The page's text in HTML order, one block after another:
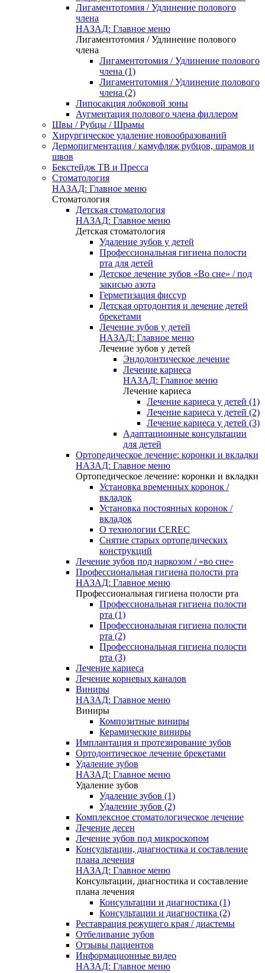
Лигаментотомия / Удлинение полового
члена
НАЗАД: Главное меню
Лигаментотомия / Удлинение полового
члена
Лигаментотомия / Удлинение полового
члена (1)
Лигаментотомия / Удлинение полового
члена (2)
Липосакция лобковой зоны
Аугментация полового члена филлером
Швы / Рубцы / Шрамы
Хирургическое удаление новообразований
Дермопигментация / камуфляж рубцов, шрамов и
швов
Бекстейдж ТВ и Пресса
Стоматология
НАЗАД: Главное меню
Стоматология
Детская стоматология
НАЗАД: Главное меню
Детская стоматология
Удаление зубов у детей
Профессиональная гигиена полости
рта для детей
Детское лечение зубов «Во сне» / под
закисью азота
Герметизация фиссур
Детская ортодонтия и лечение детей
брекетами
Лечение зубов у детей
НАЗАД: Главное меню
Лечение зубов у детей
Эндодонтическое лечение
Лечение кариеса
НАЗАД: Главное меню
Лечение кариеса
Лечение кариеса у детей (1)
Лечение кариеса у детей (2)
Лечение кариеса у детей (3)
Адаптационные консультации
для детей
Ортопедическое лечение: коронки и вкладки
НАЗАД: Главное меню
Ортопедическое лечение: коронки и вкладки
Установка временных коронок /
вкладок
Установка постоянных коронок /
вкладок
О технологии CEREC
Снятие старых ортопедических
конструкций
Лечение зубов под наркозом / «во сне»
Профессиональная гигиена полости рта
НАЗАД: Главное меню
Профессиональная гигиена полости рта
Профессиональная гигиена полости
рта (1)
Профессиональная гигиена полости
рта (2)
Профессиональная гигиена полости
рта (3)
Лечение кариеса
Лечение корневых каналов
Виниры
НАЗАД: Главное меню
Виниры
Композитные виниры
Керамические виниры
Имплантация и протезирование зубов
Ортодонтическое лечение брекетами
Удаление зубов
НАЗАД: Главное меню
Удаление зубов
Удаление зубов (1)
Удаление зубов (2)
Комплексное стоматологическое лечение
Лечение десен
Лечение зубов под микроскопом
Консультации, диагностика и составление
плана лечения
НАЗАД: Главное меню
Консультации, диагностика и составление
плана лечения
Консультации и диагностика (1)
Консультации и диагностика (2)
Реставрация режущего края / диастемы
Отбеливание зубов
Отзывы пациентов
Информационные видео
НАЗАД: Главное меню